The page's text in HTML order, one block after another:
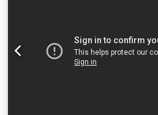
Bruttogewicht: 33000 kg, Kingpin
Zentralschmierung, Federungstyp:
Aufbaubaujahr: 2011, Achstyp: